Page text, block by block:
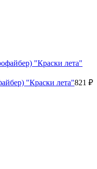
"Краски лета"821 ₽